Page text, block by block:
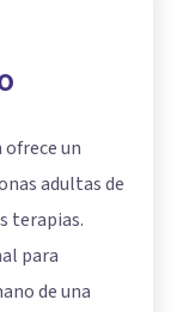
un
adultas de
terapias.
para
de una